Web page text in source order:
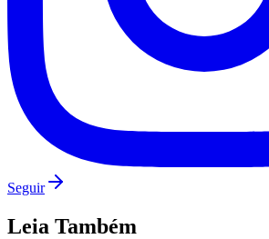
Flamengo
Seguir
Leia Também